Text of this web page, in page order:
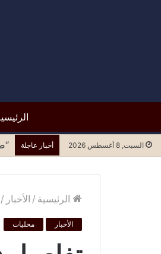
السبت, 8 أغسطس 2026 أخبار عاجلة
الرئيسية / الأخبار /
الأخبار محليات